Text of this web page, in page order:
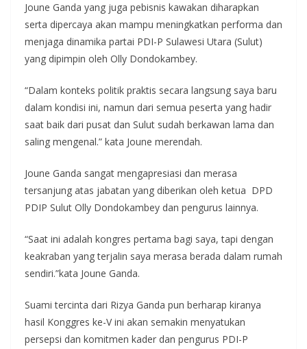
Joune Ganda yang juga pebisnis kawakan diharapkan
serta dipercaya akan mampu meningkatkan performa dan
menjaga dinamika partai PDI-P Sulawesi Utara (Sulut)
yang dipimpin oleh Olly Dondokambey.
“Dalam konteks politik praktis secara langsung saya baru
dalam kondisi ini, namun dari semua peserta yang hadir
saat baik dari pusat dan Sulut sudah berkawan lama dan
saling mengenal.” kata Joune merendah.
Joune Ganda sangat mengapresiasi dan merasa
tersanjung atas jabatan yang diberikan oleh ketua DPD
PDIP Sulut Olly Dondokambey dan pengurus lainnya.
“Saat ini adalah kongres pertama bagi saya, tapi dengan
keakraban yang terjalin saya merasa berada dalam rumah
sendiri.”kata Joune Ganda.
Suami tercinta dari Rizya Ganda pun berharap kiranya
hasil Konggres ke-V ini akan semakin menyatukan
persepsi dan komitmen kader dan pengurus PDI-P